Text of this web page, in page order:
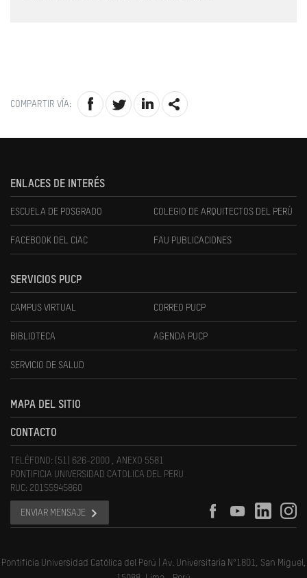
COMPARTIR VÍA:
ENLACES DE INTERÉS
ESCUELA DE POSGRADO COLEGIO DE ARQUITECTOS DEL PERÚ
FACEBOOK DEL CIAC FAU PUBLICACIONES
SERVICIOS PUCP
CAMPUS VIRTUAL CORREO PUCP
BIBLIOTECA AGENDA PUCP
SERVICIO DE SALUD
MAPA DEL SITIO
CONTACTO
TELÉFONO: (51) 626-2000 , ANEXO 5581
PONTIFICIA UNIVERSIDAD CATOLICA DEL PERU
RUC: 20155945860
ENVIAR MENSAJE
Pontificia Universidad Católica del Perú | Av. Universitaria N°1801, San Miguel,